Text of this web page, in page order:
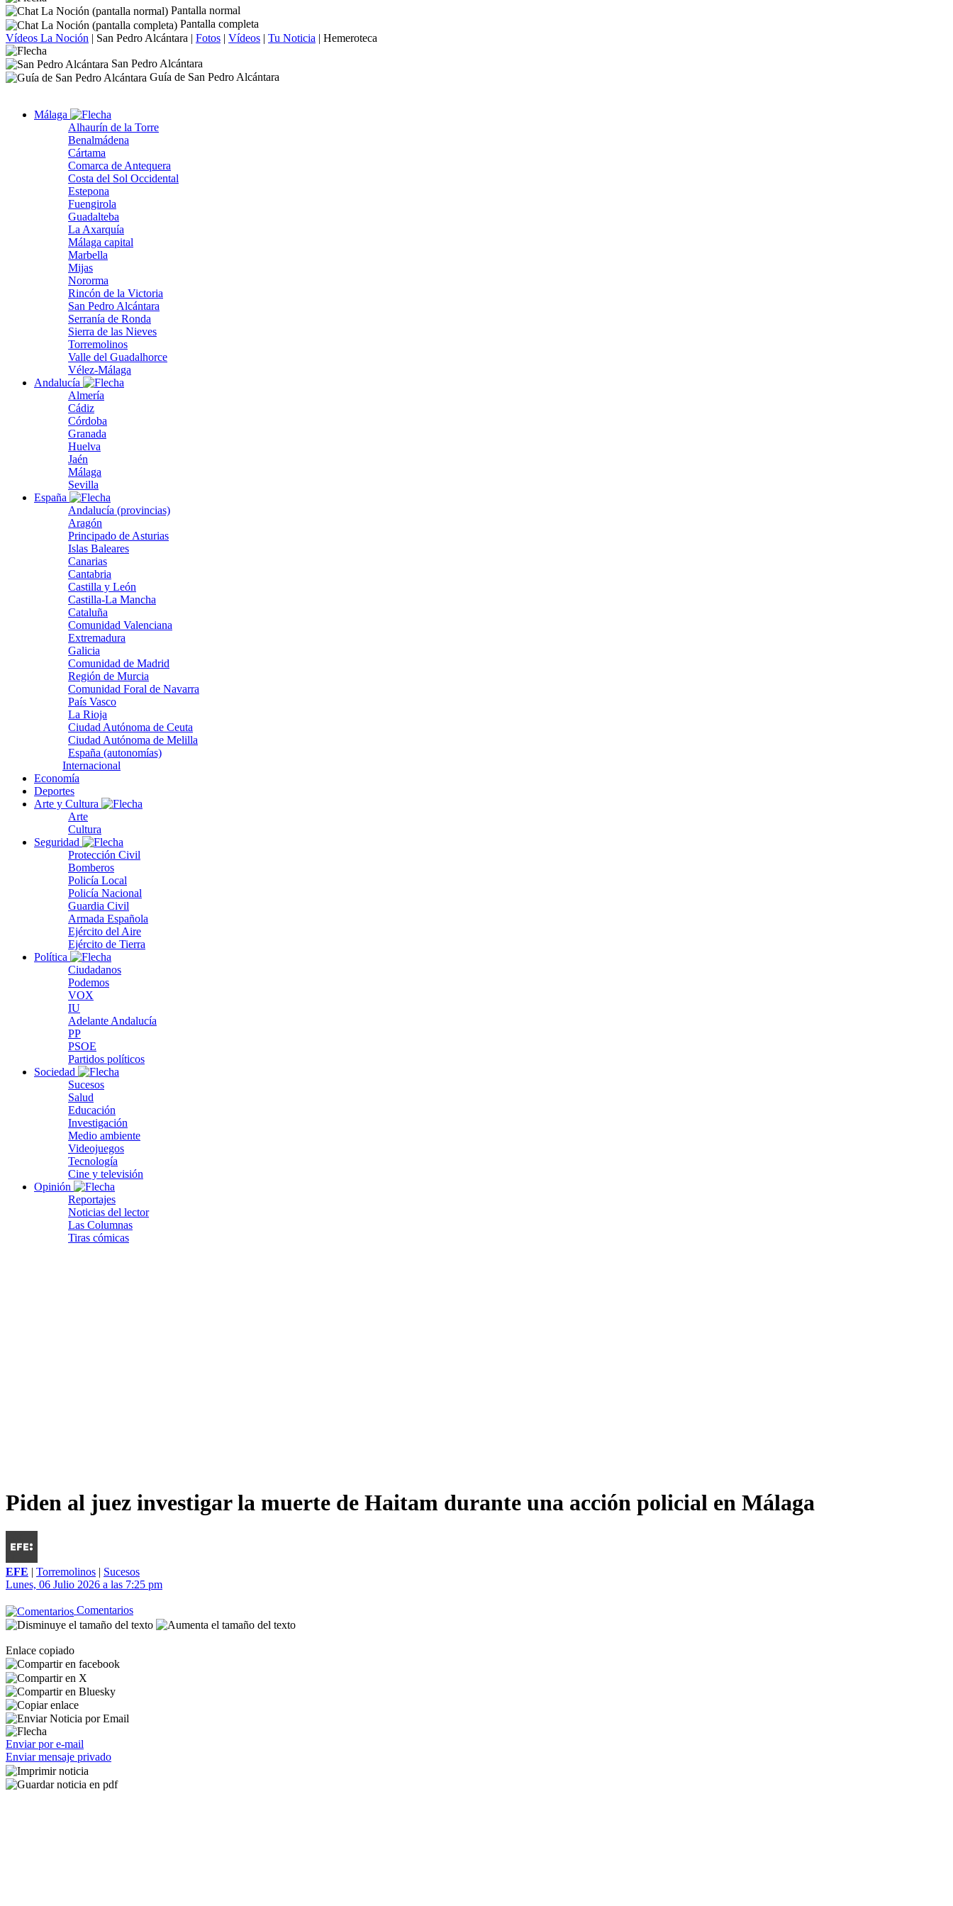
Pantalla normal
Pantalla completa
Vídeos La Noción | San Pedro Alcántara | Fotos | Vídeos | Tu Noticia | Hemeroteca
San Pedro Alcántara
Guía de San Pedro Alcántara
Málaga
Alhaurín de la Torre
Benalmádena
Cártama
Comarca de Antequera
Costa del Sol Occidental
Estepona
Fuengirola
Guadalteba
La Axarquía
Málaga capital
Marbella
Mijas
Nororma
Rincón de la Victoria
San Pedro Alcántara
Serranía de Ronda
Sierra de las Nieves
Torremolinos
Valle del Guadalhorce
Vélez-Málaga
Andalucía
Almería
Cádiz
Córdoba
Granada
Huelva
Jaén
Málaga
Sevilla
España
Andalucía (provincias)
Aragón
Principado de Asturias
Islas Baleares
Canarias
Cantabria
Castilla y León
Castilla-La Mancha
Cataluña
Comunidad Valenciana
Extremadura
Galicia
Comunidad de Madrid
Región de Murcia
Comunidad Foral de Navarra
País Vasco
La Rioja
Ciudad Autónoma de Ceuta
Ciudad Autónoma de Melilla
España (autonomías)
Internacional
Economía
Deportes
Arte y Cultura
Arte
Cultura
Seguridad
Protección Civil
Bomberos
Policía Local
Policía Nacional
Guardia Civil
Armada Española
Ejército del Aire
Ejército de Tierra
Política
Ciudadanos
Podemos
VOX
IU
Adelante Andalucía
PP
PSOE
Partidos políticos
Sociedad
Sucesos
Salud
Educación
Investigación
Medio ambiente
Videojuegos
Tecnología
Cine y televisión
Opinión
Reportajes
Noticias del lector
Las Columnas
Tiras cómicas
Piden al juez investigar la muerte de Haitam durante una acción policial en Málaga
EFE | Torremolinos | Sucesos
Lunes, 06 Julio 2026 a las 7:25 pm
Comentarios
Enlace copiado
Enviar por e-mail
Enviar mensaje privado